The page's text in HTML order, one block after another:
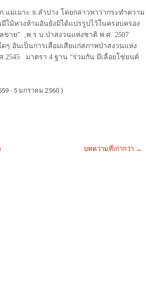
ม่เมาะ จ.ลำปาง โดยกล่าวหาว่ากระทำความ
ไม้หวงห้ามอันยังมิได้แปรรูปไว้ในครอบครอง
ขาย” ,พ.ร.บ.ป่าสงวนแห่งชาติ พ.ศ. 2507
ๆ อันเป็นการเสื่อมเสียแก่สภาพป่าสงวนแห่ง
.2545 มาตรา 4 ฐาน “ร่วมกัน มีเลื่อยโซ่ยนต์
- 5 มกราคม 2560 )
บทความที่เก่ากว่า →